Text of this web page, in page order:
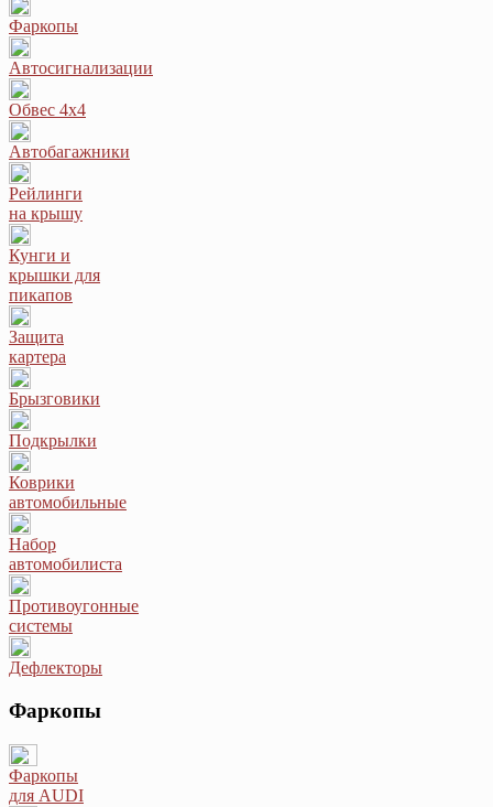
Фаркопы
Автосигнализации
Обвес 4х4
Автобагажники
Рейлинги
на крышу
Кунги и
крышки для
пикапов
Защита
картера
Брызговики
Подкрылки
Коврики
автомобильные
Набор
автомобилиста
Противоугонные
системы
Дефлекторы
Фаркопы
Фаркопы
для AUDI